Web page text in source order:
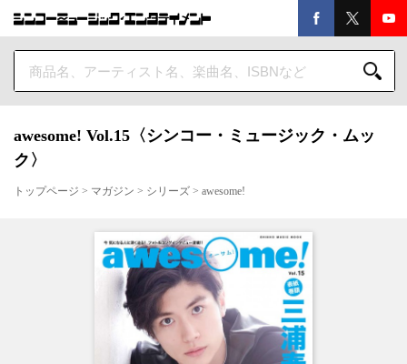
awesome! Vol.15〈シンコー・ミュージック・ムッ
ク〉
トップページ > マガジン > シリーズ > awesome!